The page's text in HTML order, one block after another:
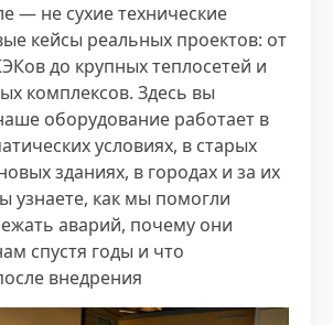
— не сухие технические
кейсы реальных проектов: от
до крупных теплосетей и
комплексов. Здесь вы
оборудование работает в
условиях, в старых
зданиях, в городах и за их
узнаете, как мы помогли
аварий, почему они
спустя годы и что
внедрения